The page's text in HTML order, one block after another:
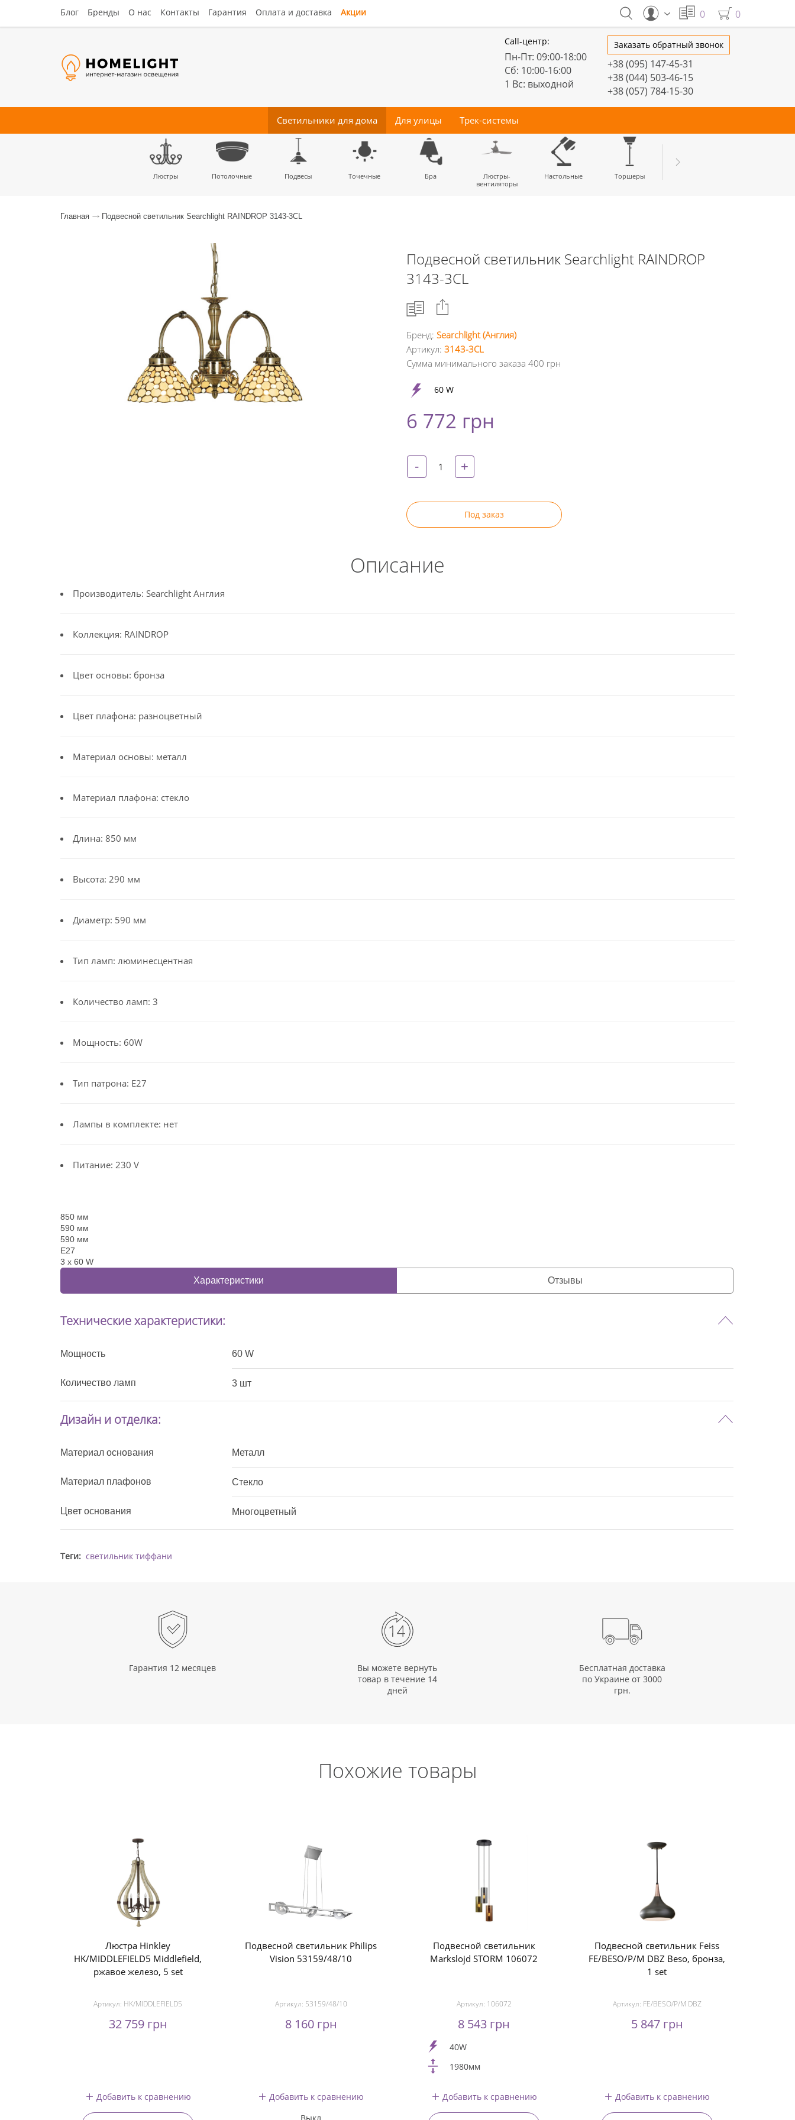
Блог Бренды О нас Контакты Гарантия Оплата и доставка Акции 0 0
Заказать обратный звонок
+38 (095) 147-45-31
+38 (044) 503-46-15
+38 (057) 784-15-30
Call-центр:
Пн-Пт: 09:00-18:00
Сб: 10:00-16:00
1 Вс: выходной
Светильники для дома
Люстры Потолочные Подвесы Точечные Бра
Люстры-
вентиляторы
Настольные Торшеры
Для улицы
Настенные Потолочные Тротуарные Прожектора Декоративные
Трек-системы
Магнитные
Комплектующие
для трек-систем
Главная Подвесной светильник Searchlight RAINDROP 3143-3CL
Подвесной светильник Searchlight RAINDROP
3143-3CL
Facebook
+
Twitter
Бренд: Searchlight (Англия)
Артикул: 3143-3CL
Сумма минимального заказа 400 грн
60 W
6 772 грн
- +
Под заказ
Описание
Производитель: Searchlight Англия
Коллекция: RAINDROP
Цвет основы: бронза
Цвет плафона: разноцветный
Материал основы: металл
Материал плафона: стекло
Длина: 850 мм
Высота: 290 мм
Диаметр: 590 мм
Тип ламп: люминесцентная
Количество ламп: 3
Мощность: 60W
Тип патрона: E27
Лампы в комплекте: нет
Питание: 230 V
850 мм
590 мм
590 мм
E27
3 x 60 W
Характеристики Отзывы
Технические характеристики:
Мощность 60 W
Количество ламп 3 шт
Дизайн и отделка:
Материал основания Металл
Материал плафонов Стекло
Цвет основания Многоцветный
Теги: светильник тиффани
Гарантия 12 месяцев
Вы можете вернуть
товар в течение 14
дней
Бесплатная доставка
по Украине от 3000
грн.
Похожие товары
Люстра Hinkley
HK/MIDDLEFIELD5 Middlefield,
ржавое железо, 5 set
Артикул: HK/MIDDLEFIELD5
32 759 грн
Добавить к сравнению
Подвесной светильник Philips
Vision 53159/48/10
Артикул: 53159/48/10
8 160 грн
Добавить к сравнению
Выкл
Подвесной светильник
Markslojd STORM 106072
Артикул: 106072
8 543 грн
40W
1980мм
Добавить к сравнению
Подвесной светильник Feiss
FE/BESO/P/M DBZ Beso, бронза,
1 set
Артикул: FE/BESO/P/M DBZ
5 847 грн
Добавить к сравнению